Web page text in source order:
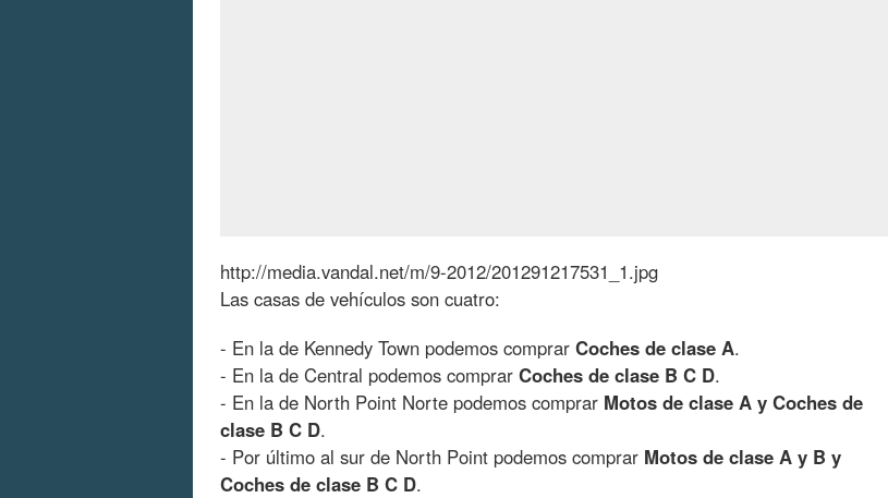
http://media.vandal.net/m/9-2012/201291217531_1.jpg
Las casas de vehículos son cuatro:
- En la de Kennedy Town podemos comprar Coches de clase A.
- En la de Central podemos comprar Coches de clase B C D.
- En la de North Point Norte podemos comprar Motos de clase A y Coches de
clase B C D.
- Por último al sur de North Point podemos comprar Motos de clase A y B y
Coches de clase B C D.